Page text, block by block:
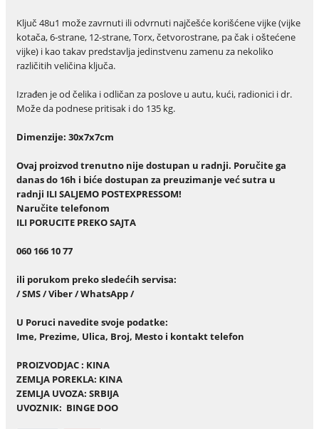
Ključ 48u1 može zavrnuti ili odvrnuti najčešće korišćene vijke (vijke
kotača, 6-strane, 12-strane, Torx, četvorostrane, pa čak i oštećene
vijke) i kao takav predstavlja jedinstvenu zamenu za nekoliko
različitih veličina ključa.
Izrađen je od čelika i odličan za poslove u autu, kući, radionici i dr.
Može da podnese pritisak i do 135 kg.
Dimenzije: 30x7x7cm
Ovaj proizvod trenutno nije dostupan u radnji. Poručite ga
danas do 16h i biće dostupan za preuzimanje već sutra u
radnji ILI SALJEMO POSTEXPRESSOM!
Naručite telefonom
ILI PORUCITE PREKO SAJTA
060 166 10 77
ili porukom preko sledećih servisa:
/ SMS / Viber / WhatsApp /
U Poruci navedite svoje podatke:
Ime, Prezime, Ulica, Broj, Mesto i kontakt telefon
PROIZVODJAC : KINA
ZEMLJA POREKLA: KINA
ZEMLJA UVOZA: SRBIJA
UVOZNIK: BINGE DOO